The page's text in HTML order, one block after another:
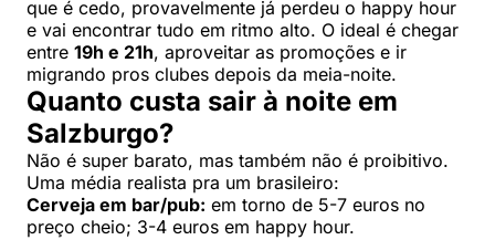
que é cedo, provavelmente já perdeu o happy hour
e vai encontrar tudo em ritmo alto. O ideal é chegar
entre 19h e 21h, aproveitar as promoções e ir
migrando pros clubes depois da meia-noite.
Quanto custa sair à noite em
Salzburgo?
Não é super barato, mas também não é proibitivo.
Uma média realista pra um brasileiro:
Cerveja em bar/pub: em torno de 5-7 euros no
preço cheio; 3-4 euros em happy hour.